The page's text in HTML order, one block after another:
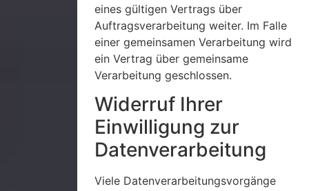
eines gültigen Vertrags über
Auftragsverarbeitung weiter. Im Falle
einer gemeinsamen Verarbeitung wird
ein Vertrag über gemeinsame
Verarbeitung geschlossen.
Widerruf Ihrer
Einwilligung zur
Datenverarbeitung
Viele Datenverarbeitungsvorgänge